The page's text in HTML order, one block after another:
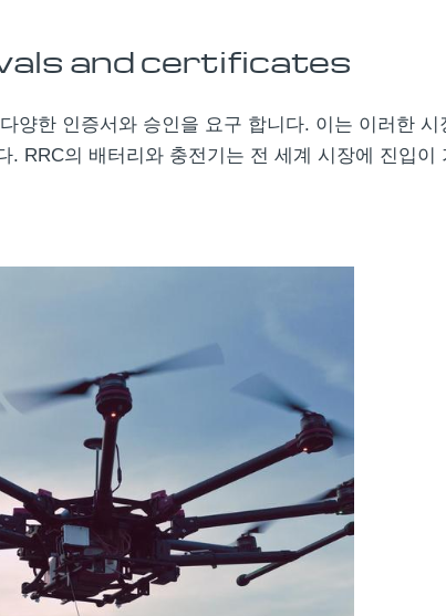
and certificates
양한 인증서와 승인을 요구 합니다. 이는 이러한 시
. RRC의 배터리와 충전기는 전 세계 시장에 진입이